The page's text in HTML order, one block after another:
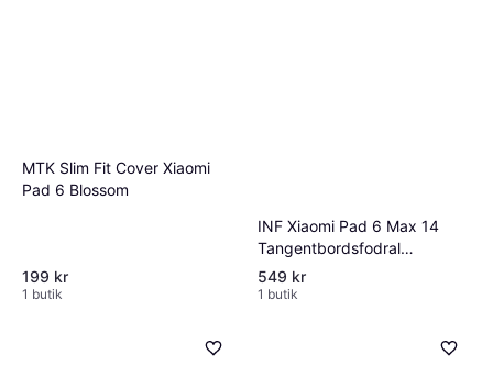
MTK Slim Fit Cover Xiaomi
Pad 6 Blossom
199 kr
1 butik
INF Xiaomi Pad 6 Max 14
Tangentbordsfodral
Bluetooth
549 kr
1 butik